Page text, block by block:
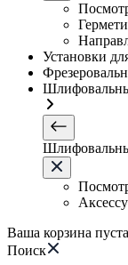
Установки
Ваша корзина
Поиск